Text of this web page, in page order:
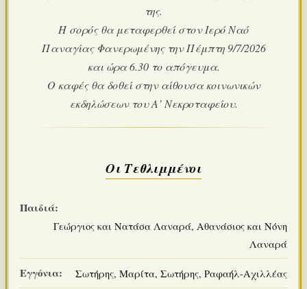
της.
Η σορός θα μεταφερθεί στον Ιερό Ναό
Παναγίας Φανερωμένης την Πέμπτη 9/7/2026
και ώρα 6.30 το απόγευμα.
Ο καφές θα δοθεί στην αίθουσα κοινωνικών
εκδηλώσεων του Α’ Νεκροταφείου.
Οι Τεθλιμμένοι
Παιδιά:
Γεώργιος και Νατάσα Λαναρά, Αθανάσιος και Νόνη
Λαναρά
Εγγόνια: Σωτήρης, Μαρίτα, Σωτήρης, Ραφαήλ-Αχιλλέας